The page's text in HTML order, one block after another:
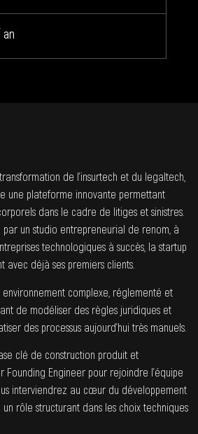
de l’insurtech et du legaltech,
une plateforme innovante permettant
dans le cadre de litiges et sinistres.
par un studio entrepreneurial de renom, à
technologiques à succès, la startup
avec déjà ses premiers clients.
environnement complexe, réglementé et
de modéliser des règles juridiques et
des processus aujourd’hui très manuels.
clé de construction produit et
Engineer pour rejoindre l’équipe
interviendrez au cœur du développement
rôle structurant dans les choix techniques